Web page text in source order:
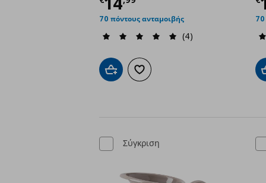
70 πόντους ανταμοιβής
(4)
Προσθήκη στο καλάθι
Προσθήκη στα αγαπημένα
70
Σύγκριση